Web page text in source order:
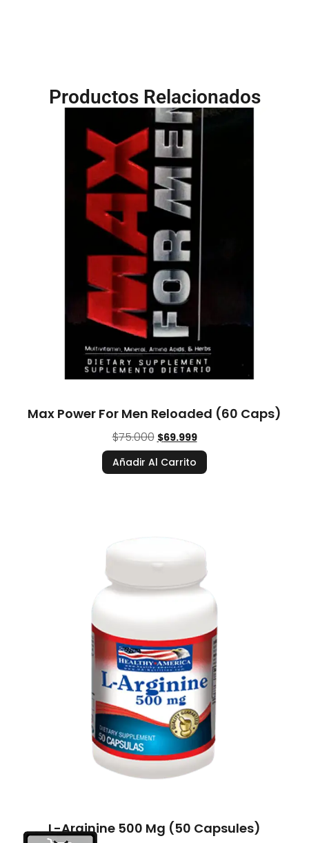
Productos Relacionados
Max Power For Men Reloaded (60 Caps)
$75.000 $69.999
Añadir Al Carrito
L-Arginine 500 Mg (50 Capsules)